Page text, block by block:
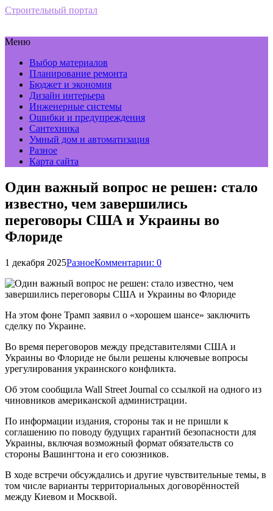
Строительный портал
Меню
Выбор материалов
Планирование ремонта
Бюджет и экономия
Дизайн интерьера
Инженерные системы
Ошибки и предупреждения
Сантехника
Умный дом и автоматизация
Разное
Карта сайта
Один важный вопрос не решен: стало
известно, чем завершились
переговоры США и Украины во
Флориде
1 декабря 2025РазноеКомментарии: 0
На этом фоне Трамп заявил о «хорошем шансе» заключить
сделку по Украине.
Во время переговоров между представителями США и
Украины во Флориде не были решены ключевые вопросы
урегулирования украинского конфликта.
Об этом сообщила Wall Street Journal со ссылкой на одного из
чиновников американской администрации.
По информации издания, стороны так и не пришли к
соглашению по поводу будущих гарантий безопасности для
Украины, включая возможный формат обязательств со
стороны Вашингтона и его союзников.
В ходе встречи обсуждались и другие чувствительные темы, в
том числе варианты территориальных договорённостей
между Киевом и Москвой.